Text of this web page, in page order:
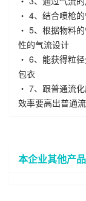
・ 4、结合喷枪
・ 5、根据物料
性的气流设计
・ 6、能获得粒
包衣
・ 7、跟普通流
效率要高出普通
本企业其他产品